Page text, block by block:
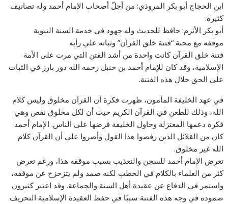
ابن الحجاج أبو بكر المروذي: من أجلّ أصحاب الإمام أحمد وله تصانيف
كثيرة.
أبو بكر الأثرم: حافظ للحديث وله جهود في خدمة السنة النبوية
موقفه مع محنة “فتنة خلق القرآن” وثباته علي رأيه
فتنة خلق القرآن كانت واحدة من أشد الفتن التي مرت على الأمة
الإسلامية، وقد كان للإمام أحمد بن حنبل رحمه الله دور بارز في الثبات
على الحق خلال هذه الفتنة.
في عهد الخليفة المأمون، ظهرت فكرة أن القرآن مخلوق وليس كلام
الله، وذلك للطعن في القرآن الكريم حيث أن لكل مخلوق نقص وهي
فكرة دعمها المعتزلة وحاول الخليفة فرضها على الناس. الإمام أحمد
كان من القلائل الذين رفضوا هذا القول وأصروا على أن القرآن كلام
الله غير مخلوق.
تعرض الإمام أحمد للسجن والتعذيب بسبب موقفه هذا، ورغم تعرض
كثر من العلماء بالكلام في الخطب لكنه صمد ولم يتزحزح عن موقفه،
واستمر في الدفاع عن عقيدة أهل السنة والجماعة. وقد اعتبر كثيرون
صموده في وجه هذه الفتنة سببًا في حفظ العقيدة الإسلامية التحريف